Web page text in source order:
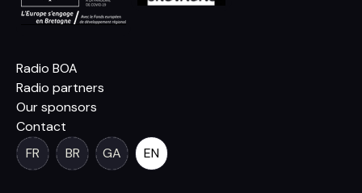
Radio BOA
Radio partners
Our sponsors
Contact
FR
BR GA EN